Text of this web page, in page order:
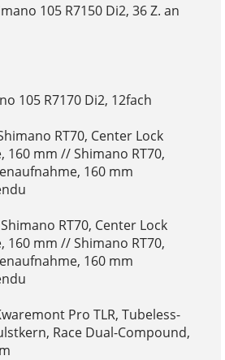
105 R7150 Di2, 36 Z. an
105 R7170 Di2, 12fach
RT70, Center Lock
160 mm // Shimano RT70,
160 mm
RT70, Center Lock
160 mm // Shimano RT70,
160 mm
Pro TLR, Tubeless-
Race Dual-Compound,